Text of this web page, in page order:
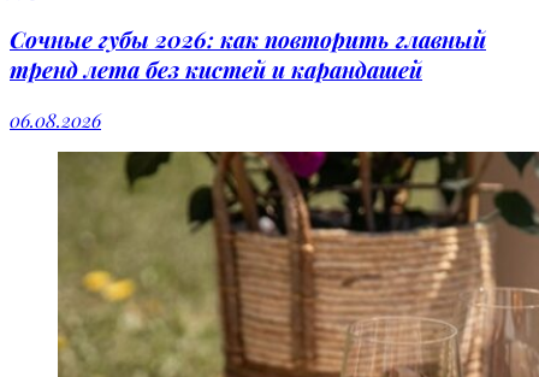
Сочные губы 2026: как повторить главный
тренд лета без кистей и карандашей
06.08.2026